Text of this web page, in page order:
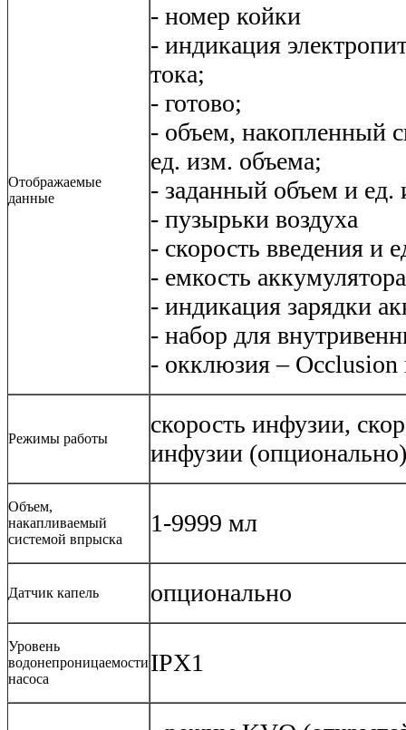
Отображаемые
данные
- номер койки
- индикация
тока;
- готово;
- объем, накопленный
ед. изм. объема;
- заданный объем и ед.
- пузырьки воздуха
- скорость введения и
- емкость
- индикация зарядки
- набор для
- окклюзия – Occlusion
Режимы работы
скорость инфузии,
инфузии (опционально)
Объем,
накапливаемый
системой впрыска
1-9999 мл
Датчик капель опционально
Уровень
водонепроницаемости
насоса
IPX1